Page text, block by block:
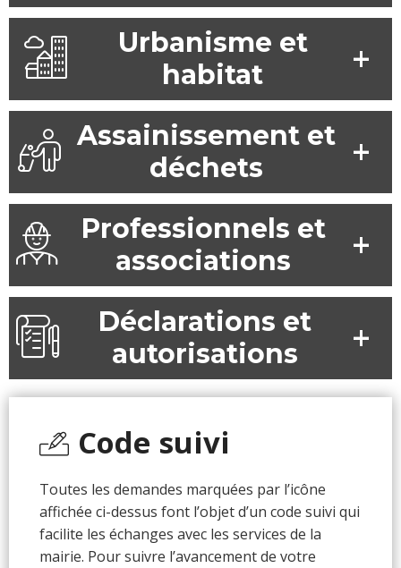
Code suivi
Toutes les demandes marquées par l’icône
affichée ci-dessus font l’objet d’un code suivi qui
facilite les échanges avec les services de la
mairie. Pour suivre l’avancement de votre
Urbanisme et
habitat
Assainissement et
déchets
Professionnels et
associations
Déclarations et
autorisations